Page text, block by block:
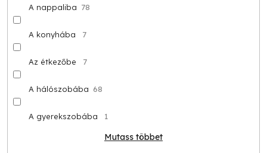
A nappaliba 78
A konyhába 7
Az étkezőbe 7
A hálószobába 68
A gyerekszobába 1
Mutass többet